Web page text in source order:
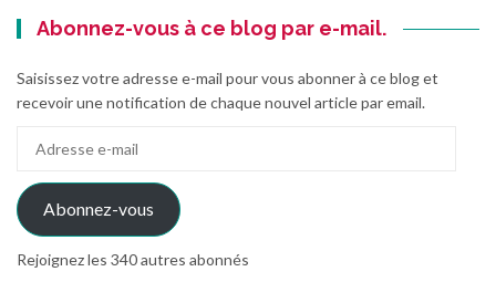
Abonnez-vous à ce blog par e-mail.
Saisissez votre adresse e-mail pour vous abonner à ce blog et
recevoir une notification de chaque nouvel article par email.
mail
Abonnez-vous
Rejoignez les 340 autres abonnés